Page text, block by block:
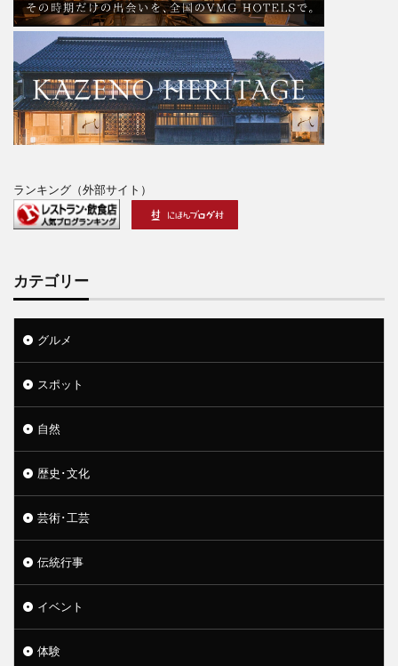
ランキング（外部サイト）
カテゴリー
グルメ
スポット
自然
歴史･文化
芸術･工芸
伝統行事
イベント
体験